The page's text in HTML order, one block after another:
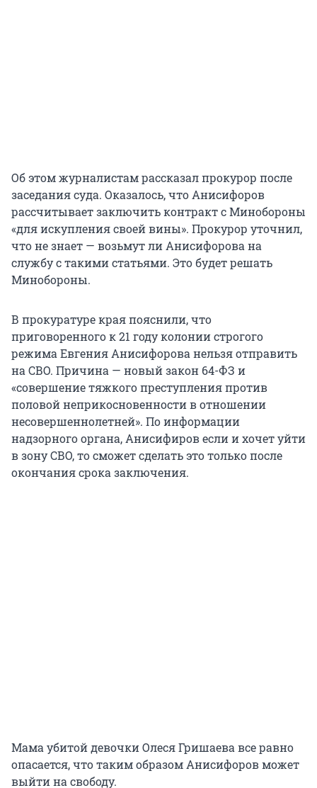
Об этом журналистам рассказал прокурор после
заседания суда. Оказалось, что Анисифоров
рассчитывает заключить контракт с Минобороны
«для искупления своей вины». Прокурор уточнил,
что не знает — возьмут ли Анисифорова на
службу с такими статьями. Это будет решать
Минобороны.
В прокуратуре края пояснили, что
приговоренного к 21 году колонии строгого
режима Евгения Анисифорова нельзя отправить
на СВО. Причина — новый закон 64-ФЗ и
«совершение тяжкого преступления против
половой неприкосновенности в отношении
несовершеннолетней». По информации
надзорного органа, Анисифиров если и хочет уйти
в зону СВО, то сможет сделать это только после
окончания срока заключения.
Мама убитой девочки Олеся Гришаева все равно
опасается, что таким образом Анисифоров может
выйти на свободу.